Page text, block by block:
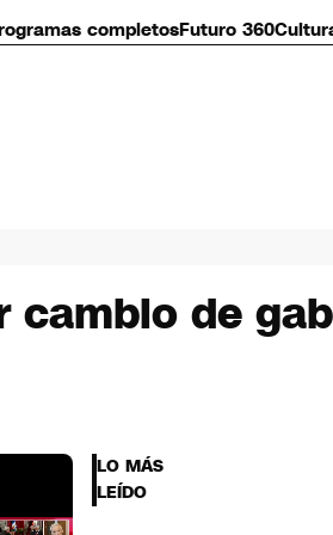
completosFuturo 360
cambio de
LO MÁS
LEÍDO